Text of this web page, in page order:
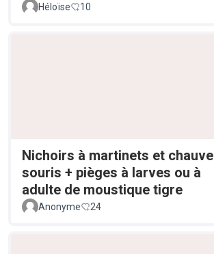
Héloïse 10
Nichoirs à martinets et chauve
souris + pièges à larves ou à
adulte de moustique tigre
Anonyme 24